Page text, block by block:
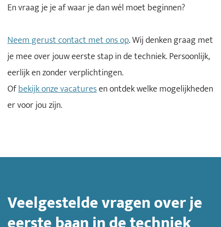
En vraag je je af waar je dan wél moet beginnen?
Neem gerust contact met ons op. Wij denken graag met
je mee over jouw eerste stap in de techniek. Persoonlijk,
eerlijk en zonder verplichtingen.
Ofbekijk onze vacaturesen ontdek welke mogelijkheden
er voor jou zijn.
Veelgestelde vragen over je